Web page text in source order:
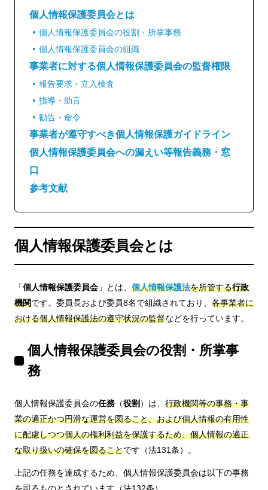
個人情報保護委員会とは
個人情報保護委員会の役割・所掌事務
個人情報保護委員会の組織
事業者に対する個人情報保護委員会の監督権限
報告要求・立入検査
指導・助言
勧告・命令
事業者が遵守すべき個人情報保護ガイドライン
個人情報保護委員会への漏えい等報告義務・窓
口
参考文献
個人情報保護委員会とは
「個人情報保護委員会 」とは、 個人情報保護法を所管する行政
機関です。委員長および委員8名で組織されており、 各事業者に
おける個人情報保護法の遵守状況の監督などを行っています。
個人情報保護委員会の役割・所掌事
務
個人情報保護委員会の任務 （役割 ）は、 行政機関等の事務・事
業の適正かつ円滑な運営を図ること、および個人情報の有用性
に配慮しつつ個人の権利利益を保護するため、個人情報の適正
な取り扱いの確保を図ることです（法131条）。
上記の任務を達成するため、個人情報保護委員会は以下の事務